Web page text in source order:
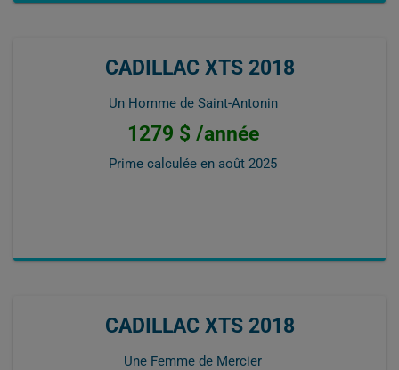
CADILLAC XTS 2018
Un Homme de Saint-Antonin
1279 $ /année
Prime calculée en août 2025
CADILLAC XTS 2018
Une Femme de Mercier